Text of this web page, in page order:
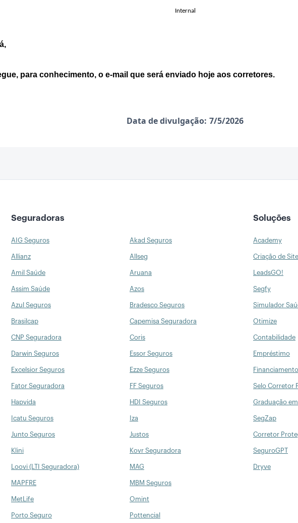
Internal
para conhecimento, o e-mail que será enviado hoje aos corretores.
Data de divulgação: 7/5/2026
Seguradoras
AIG Seguros Akad Seguros
Allianz Allseg
Amil Saúde Aruana
Assim Saúde Azos
Azul Seguros Bradesco Seguros
Brasilcap Capemisa Seguradora
CNP Seguradora Coris
Darwin Seguros Essor Seguros
Excelsior Seguros Ezze Seguros
Fator Seguradora FF Seguros
Hapvida HDI Seguros
Icatu Seguros Iza
Junto Seguros Justos
Klini Kovr Seguradora
Loovi (LTI Seguradora) MAG
MAPFRE MBM Seguros
MetLife Omint
Porto Seguro Pottencial
Soluções
Academy
Criação de Site
LeadsGO!
Segfy
Simulador
Otimize
Contabilidade
Empréstimo
Financiamento
Selo Corretor
Graduação
SegZap
Corretor
SeguroGPT
Dryve